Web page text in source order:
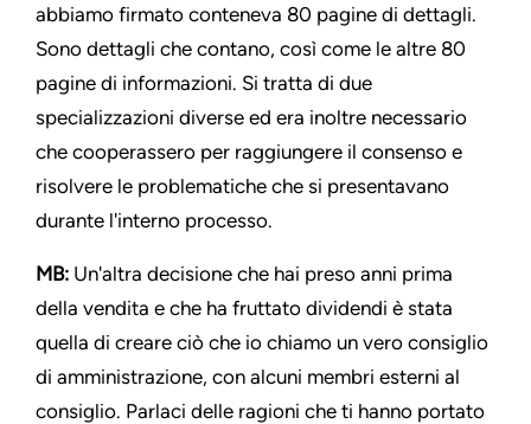
abbiamo firmato conteneva 80 pagine di dettagli.
Sono dettagli che contano, così come le altre 80
pagine di informazioni. Si tratta di due
specializzazioni diverse ed era inoltre necessario
che cooperassero per raggiungere il consenso e
risolvere le problematiche che si presentavano
durante l'interno processo.
MB: Un'altra decisione che hai preso anni prima
della vendita e che ha fruttato dividendi è stata
quella di creare ciò che io chiamo un vero consiglio
di amministrazione, con alcuni membri esterni al
consiglio. Parlaci delle ragioni che ti hanno portato